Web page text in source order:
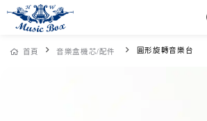
首頁 音樂盒機芯/配件 圓形旋轉音樂台